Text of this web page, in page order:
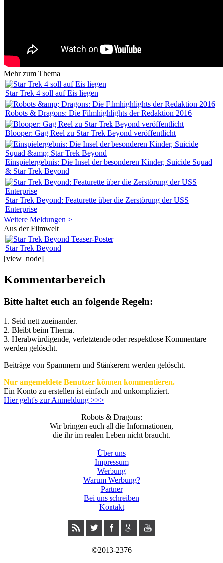
Mehr zum Thema
Star Trek 4 soll auf Eis liegen
Robots & Dragons: Die Filmhighlights der Redaktion 2016
Blooper: Gag Reel zu Star Trek Beyond veröffentlicht
Einspielergebnis: Die Insel der besonderen Kinder, Suicide Squad
& Star Trek Beyond
Star Trek Beyond: Featurette über die Zerstörung der USS
Enterprise
Weitere Meldungen >
Aus der Filmwelt
Star Trek Beyond
[view_node]
Kommentarbereich
Bitte haltet euch an folgende Regeln:
1. Seid nett zueinander.
2. Bleibt beim Thema.
3. Herabwürdigende, verletztende oder respektlose Kommentare
werden gelöscht.
Beiträge von Spammern und Stänkerern werden gelöscht.
Nur angemeldete Benutzer können kommentieren.
Ein Konto zu erstellen ist einfach und unkompliziert.
Hier geht's zur Anmeldung >>>
Robots & Dragons:
Wir bringen euch all die Informationen,
die ihr im realen Leben nicht braucht.
Über uns
Impressum
Werbung
Warum Werbung?
Partner
Bei uns schreiben
Kontakt
©2013-2376